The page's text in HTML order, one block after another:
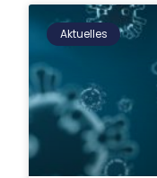
Aktuelles